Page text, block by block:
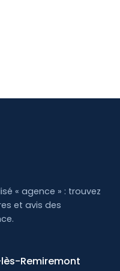
« agence » : trouvez
et avis des
Remiremont